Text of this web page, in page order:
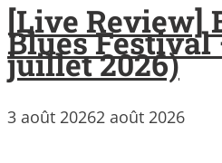
[Live Review]
Blues Festival
juillet 2026)
3 août 20262 août 2026